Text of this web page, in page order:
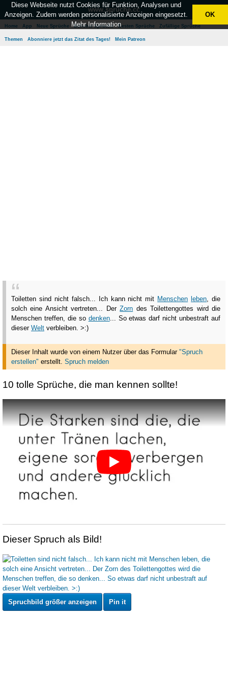
www.sprüche.cc
Home App Neue Sprüche Beliebte Sprüche Besten Sprüche Zufällige Sprüche
Themen Abonniere jetzt das Zitat des Tages! Mein Patreon
Toiletten sind nicht falsch... Ich kann nicht mit Menschen leben, die
solch eine Ansicht vertreten... DerZorn des Toilettengottes wird die
Menschen treffen, die so denken... So etwas darf nicht unbestraft auf
dieser Welt verbleiben. >:)
Dieser Inhalt wurde von einem Nutzer über das Formular "Spruch
erstellen" erstellt. Spruch melden
10 tolle Sprüche, die man kennen sollte!
Dieser Spruch als Bild!
Spruchbild größer anzeigen Pin it
Diese Webseite nutzt Cookies für Funktion, Analysen und
Anzeigen. Zudem werden personalisierte Anzeigen eingesetzt.
Mehr Information
OK